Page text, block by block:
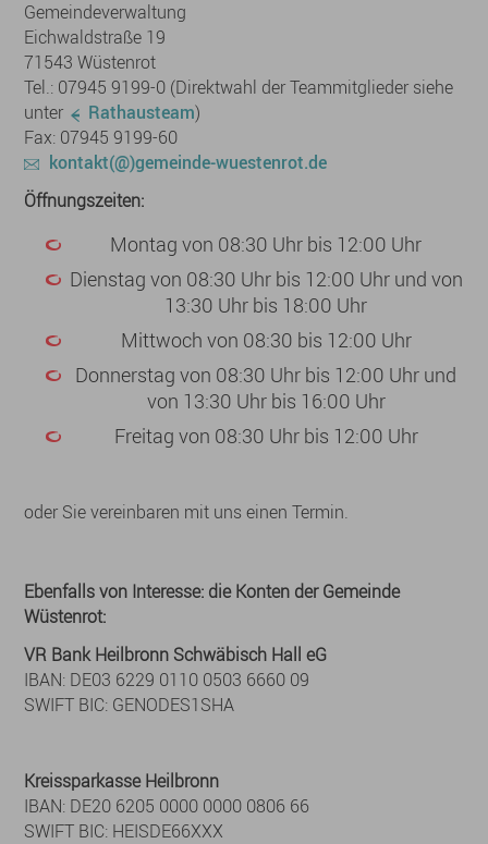
Gemeindeverwaltung
Eichwaldstraße 19
71543 Wüstenrot
Tel.: 07945 9199-0 (Direktwahl der Teammitglieder siehe
unter
Rathausteam)
Fax: 07945 9199-60
kontakt(@)gemeinde-wuestenrot.de
Öffnungszeiten:
Montag von 08:30 Uhr bis 12:00 Uhr
Dienstag von 08:30 Uhr bis 12:00 Uhr und von
13:30 Uhr bis 18:00 Uhr
Mittwoch von 08:30 bis 12:00 Uhr
Donnerstag von 08:30 Uhr bis 12:00 Uhr und
von 13:30 Uhr bis 16:00 Uhr
Freitag von 08:30 Uhr bis 12:00 Uhr
oder Sie vereinbaren mit uns einen Termin.
Ebenfalls von Interesse: die Konten der Gemeinde
Wüstenrot:
VR Bank Heilbronn Schwäbisch Hall eG
IBAN: DE03 6229 0110 0503 6660 09
SWIFT BIC: GENODES1SHA
Kreissparkasse Heilbronn
IBAN: DE20 6205 0000 0000 0806 66
SWIFT BIC: HEISDE66XXX